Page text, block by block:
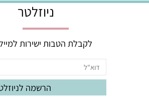
ניוזלטר
לקבלת הטבות ישירות למייל